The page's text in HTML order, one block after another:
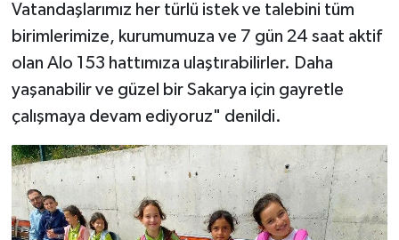
Vatandaşlarımız her türlü istek ve talebini tüm
birimlerimize, kurumumuza ve 7 gün 24 saat aktif
olan Alo 153 hattımıza ulaştırabilirler. Daha
yaşanabilir ve güzel bir Sakarya için gayretle
çalışmaya devam ediyoruz" denildi.